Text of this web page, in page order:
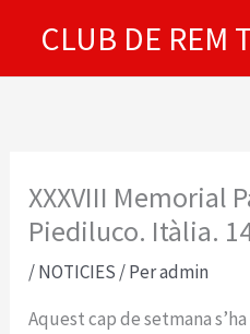
contingut
CLUB DE REM
XXXVIII Memorial
Piediluco. Itàlia.
/NOTICIES / Peradmin
Aquest cap de setmana